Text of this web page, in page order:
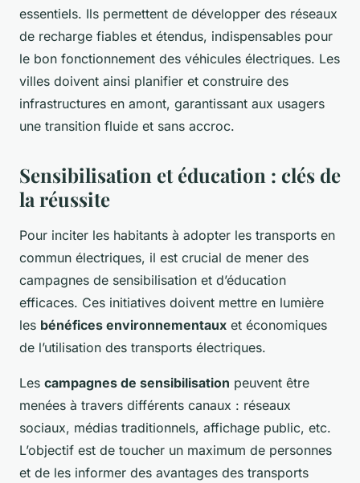
essentiels. Ils permettent de développer des réseaux
de recharge fiables et étendus, indispensables pour
le bon fonctionnement des véhicules électriques. Les
villes doivent ainsi planifier et construire des
infrastructures en amont, garantissant aux usagers
une transition fluide et sans accroc.
Sensibilisation et éducation : clés de
la réussite
Pour inciter les habitants à adopter les transports en
commun électriques, il est crucial de mener des
campagnes de sensibilisation et d’éducation
efficaces. Ces initiatives doivent mettre en lumière
les bénéfices environnementaux et économiques
de l’utilisation des transports électriques.
Les campagnes de sensibilisation peuvent être
menées à travers différents canaux : réseaux
sociaux, médias traditionnels, affichage public, etc.
L’objectif est de toucher un maximum de personnes
et de les informer des avantages des transports